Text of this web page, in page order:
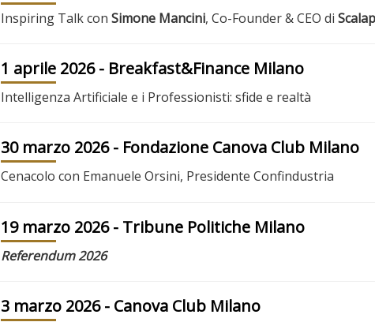
Inspiring Talk conSimone Mancini, Co-Founder & CEO di
1 aprile 2026- Breakfast&Finance Milano
Intelligenza Artificiale e i Professionisti: sfide e realtà
30 marzo 2026- Fondazione Canova Club Milano
Cenacolo con Emanuele Orsini, Presidente Confindustria
19 marzo 2026- Tribune Politiche Milano
Referendum 2026
3 marzo 2026- Canova Club Milano